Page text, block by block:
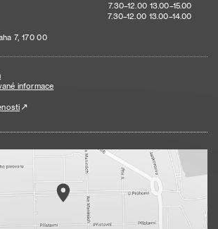
7.30–12.00 13.00–15.00
7.30–12.00 13.00–14.00
7, 170 00
informace